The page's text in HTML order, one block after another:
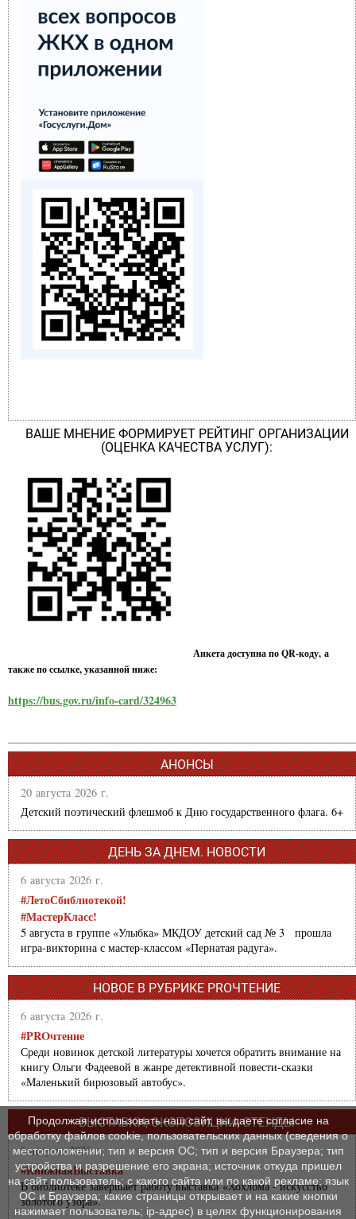
ВАШЕ МНЕНИЕ ФОРМИРУЕТ РЕЙТИНГ ОРГАНИЗАЦИИ
(ОЦЕНКА КАЧЕСТВА УСЛУГ):
Анкета доступна по QR-коду, а
также по ссылке, указанной ниже:
https://bus.gov.ru/info-card/324963
АНОНСЫ
20 августа 2026 г.
Детский поэтический флешмоб к Дню государственного флага. 6+
ДЕНЬ ЗА ДНЕМ. НОВОСТИ
6 августа 2026 г.
#ЛетоСбиблиотекой!
#МастерКласс!
5 августа в группе «Улыбка» МКДОУ детский сад № 3 прошла
игра-викторина с мастер-классом «Пернатая радуга».
НОВОЕ В РУБРИКЕ PROЧТЕНИЕ
6 августа 2026 г.
#PROчтение
Среди новинок детской литературы хочется обратить внимание на
книгу Ольги Фадеевой в жанре детективной повести-сказки
«Маленький бирюзовый автобус».
ВЫСТАВКИ, ЭКСПОЗИЦИИ, СТЕНДЫ
6 августа 2026 г.
#КнижнаяВыставка
В библиотеке завершает работу выставка «Хохлома - искусство
золотого узора».
Продолжая использовать наш сайт, вы даете согласие на
обработку файлов cookie, пользовательских данных (сведения о
местоположении; тип и версия ОС; тип и версия Браузера; тип
устройства и разрешение его экрана; источник откуда пришел
на сайт пользователь; с какого сайта или по какой рекламе; язык
ОС и Браузера; какие страницы открывает и на какие кнопки
нажимает пользователь; ip-адрес) в целях функционирования